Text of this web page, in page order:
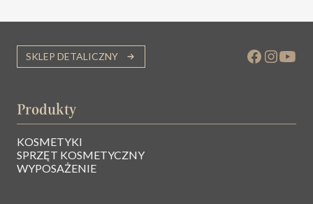
SKLEP DETALICZNY
Produkty
KOSMETYKI
SPRZĘT KOSMETYCZNY
WYPOSAŻENIE